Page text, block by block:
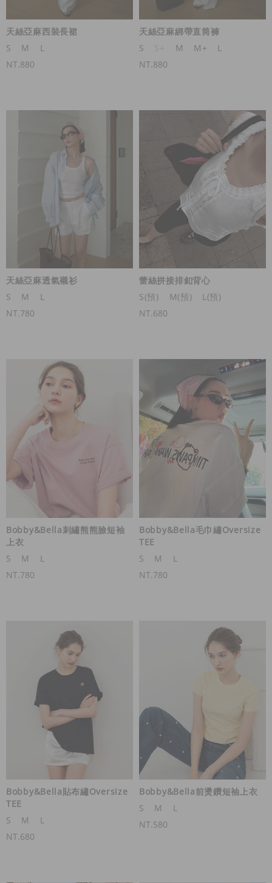
天絲亞麻西裝長裙
S
M
L
NT.880
天絲亞麻綁帶直筒褲
S
M M+
L
NT.880
天絲亞麻透氣襯衫
S
M
L
NT.780
蕾絲拼接排釦背心
S(預)
M(預)
L(預)
NT.680
Bobby&Bella刺繡熊熊臉短袖
上衣
S
M
L
NT.780
Bobby&Bella毛巾繡Oversize
TEE
S
M
L
NT.780
Bobby&Bella貼布繡Oversize
TEE
S
M
L
NT.680
Bobby&Bella前燙鑽短袖上衣
S
M
L
NT.580